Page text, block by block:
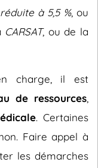
à 5,5 %, ou
CARSAT, ou de la
charge, il est
de ressources
. Certaines
Faire appel à
les démarches